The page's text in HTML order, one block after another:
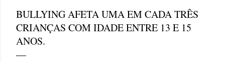
BULLYING AFETA UMA EM CADA TRÊS
CRIANÇAS COM IDADE ENTRE 13 E 15
ANOS.